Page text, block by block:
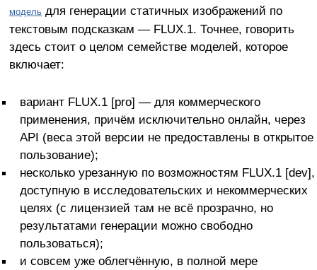
модельдля генерации статичных изображений по
текстовым подсказкам — FLUX.1. Точнее, говорить
здесь стоит о целом семействе моделей, которое
включает:
вариант FLUX.1 [pro] — для коммерческого
применения, причём исключительно онлайн, через
API (веса этой версии не предоставлены в открытое
пользование);
несколько урезанную по возможностям FLUX.1 [dev],
доступную в исследовательских и некоммерческих
целях (с лицензией там не всё прозрачно, но
результатами генерации можно свободно
пользоваться);
и совсем уже облегчённую, в полной мере